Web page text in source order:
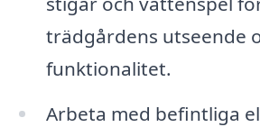
trädgårdens utseende
funktionalitet.
Arbeta med befintliga